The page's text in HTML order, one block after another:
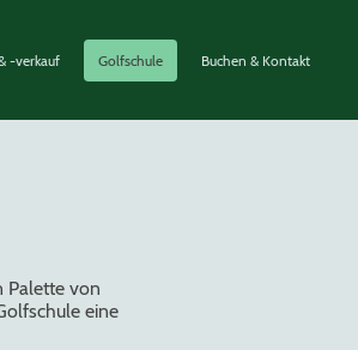
-verkauf Golfschule Buchen & Kontakt
Palette von
eine